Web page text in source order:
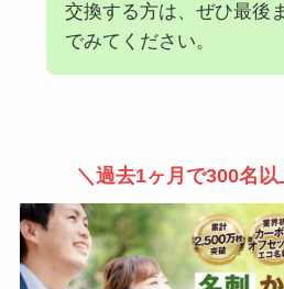
交換する方は、ぜひ最後
でみてください。
＼過去1ヶ月で300名